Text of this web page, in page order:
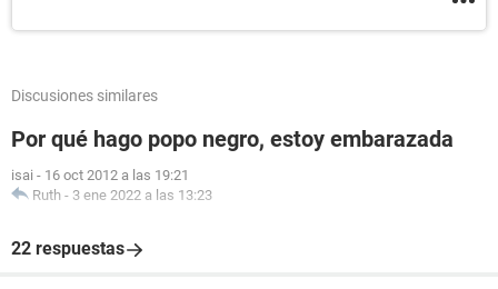
Discusiones similares
Por qué hago popo negro, estoy embarazada
isai - 16 oct 2012 a las 19:21
Ruth - 3 ene 2022 a las 13:23
22 respuestas